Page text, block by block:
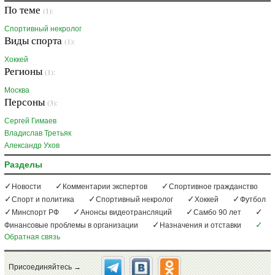
По теме (1):
Спортивный некролог
Виды спорта (1):
Хоккей
Регионы (1):
Москва
Персоны (3):
Сергей Гимаев
Владислав Третьяк
Александр Ухов
Разделы
Новости Комментарии экспертов
Спортивное гражданство
Спорт и политика
Спортивный некролог Хоккей
Футбол
Минспорт РФ
Анонсы видеотрансляций
Самбо 90 лет
Финансовые проблемы в организации
Назначения и отставки
Обратная связь
Присоединяйтесь →